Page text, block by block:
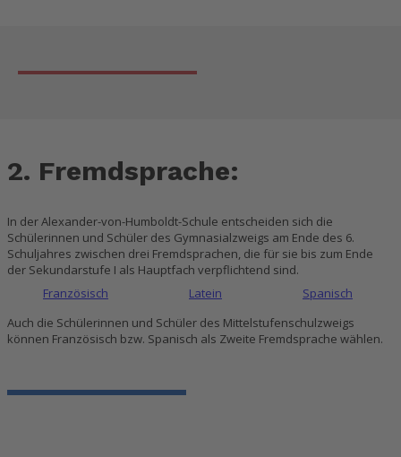
2. Fremdsprache:
In der Alexander-von-Humboldt-Schule entscheiden sich die
Schülerinnen und Schüler des Gymnasialzweigs am Ende des 6.
Schuljahres zwischen drei Fremdsprachen, die für sie bis zum Ende
der Sekundarstufe I als Hauptfach verpflichtend sind.
Französisch
Latein
Spanisch
Auch die Schülerinnen und Schüler des Mittelstufenschulzweigs
können Französisch bzw. Spanisch als Zweite Fremdsprache wählen.